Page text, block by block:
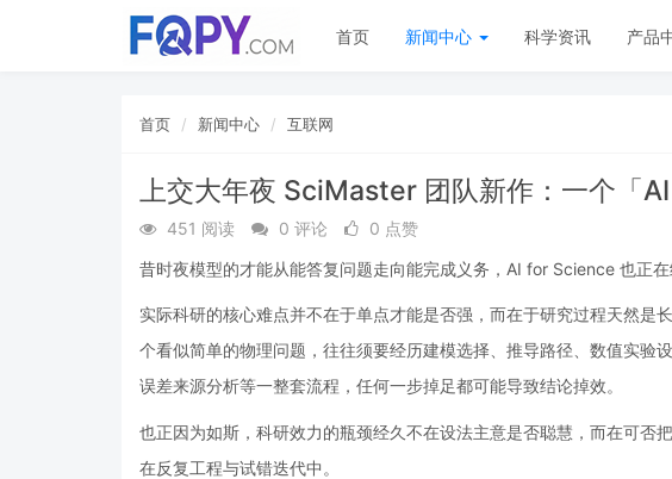
首页 新闻中心 科学资讯 产品
首页 新闻中心 互联网
上交大年夜 SciMaster 团队新作：一个「
451 阅读 0 评论
0 点赞
昔时夜模型的才能从能答复问题走向能完成义务，AI for Science 也正在
实际科研的核心难点并不在于单点才能是否强，而在于研究过程天然是
个看似简单的物理问题，往往须要经历建模选择、推导路径、数值实验
误差来源分析等一整套流程，任何一步掉足都可能导致结论掉效。
也正因为如斯，科研效力的瓶颈经久不在设法主意是否聪慧，而在可否
在反复工程与试错迭代中。